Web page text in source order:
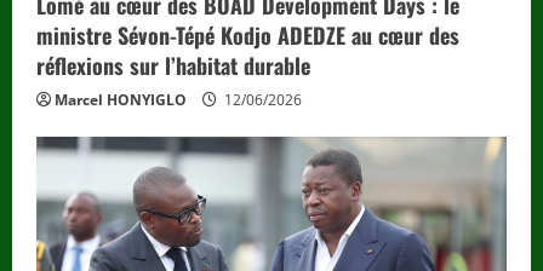
ministre Sévon-Tépé Kodjo ADEDZE au cœur des
réflexions sur l’habitat durable
Marcel HONYIGLO 12/06/2026